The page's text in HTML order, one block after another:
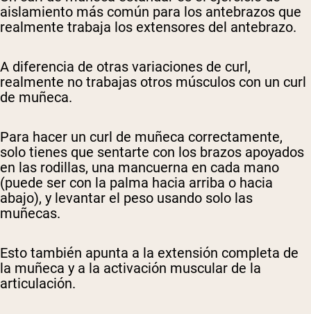
aislamiento más común para los antebrazos que
realmente trabaja los extensores del antebrazo.
A diferencia de otras variaciones de curl,
realmente no trabajas otros músculos con un curl
de muñeca.
Para hacer un curl de muñeca correctamente,
solo tienes que sentarte con los brazos apoyados
en las rodillas, una mancuerna en cada mano
(puede ser con la palma hacia arriba o hacia
abajo), y levantar el peso usando solo las
muñecas.
Esto también apunta a la extensión completa de
la muñeca y a la activación muscular de la
articulación.